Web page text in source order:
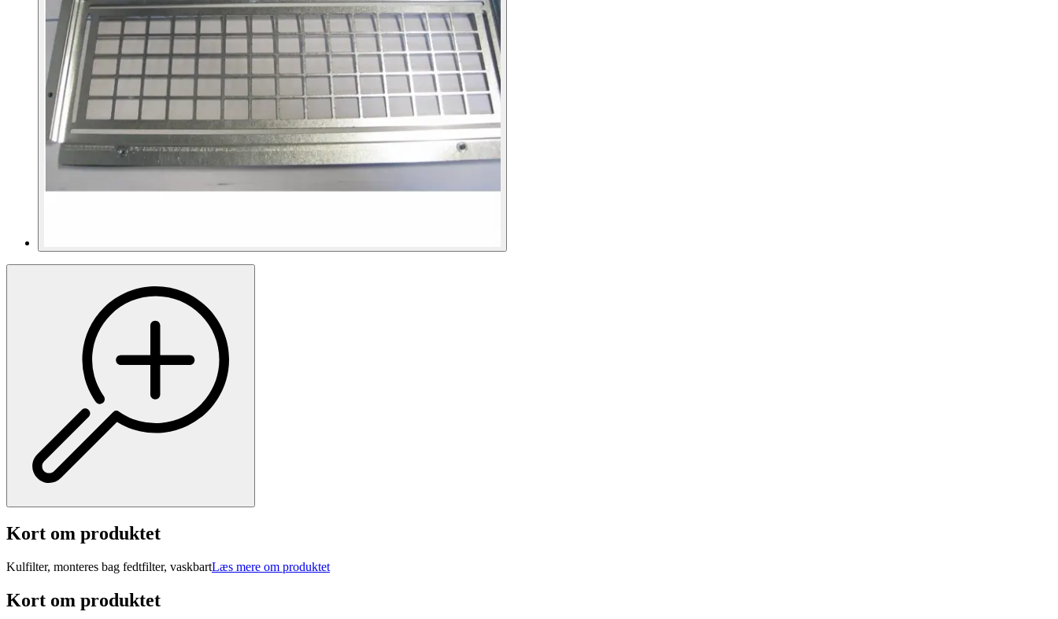
Kort om produktet
Kulfilter, monteres bag fedtfilter, vaskbartLæs mere om produktet
Kort om produktet